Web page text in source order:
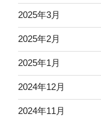
2025年3月
2025年2月
2025年1月
2024年12月
2024年11月